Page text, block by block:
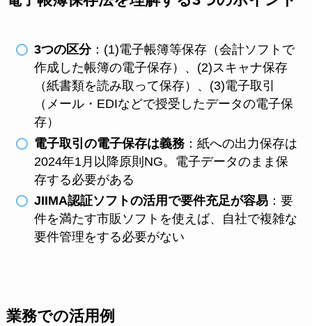
3つの区分：(1)電子帳簿等保存（会計ソフトで
作成した帳簿の電子保存）、(2)スキャナ保存
（紙書類を読み取って保存）、(3)電子取引
（メール・EDIなどで授受したデータの電子保
存）
電子取引の電子保存は義務 ：紙への出力保存は
2024年1月以降原則NG。電子データのまま保
存する必要がある
JIIMA認証ソフトの活用で要件充足が容易 ：要
件を満たす市販ソフトを使えば、自社で複雑な
要件管理をする必要がない
業務での活用例